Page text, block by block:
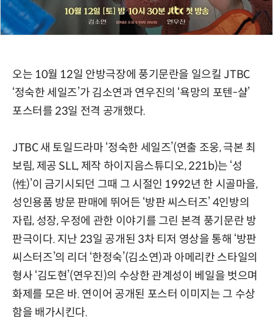
오는 10월 12일 안방극장에 풍기문란을 일으킬 JTBC
‘정숙한 세일즈’가 김소연과 연우진의 ‘욕망의 포텐-샬’
포스터를 23일 전격 공개했다.
JTBC 새 토일드라마 ‘정숙한 세일즈’(연출 조웅, 극본 최
보림, 제공 SLL, 제작 하이지음스튜디오, 221b)는 ‘성
(性)’이 금기시되던 그때 그 시절인 1992년 한 시골마을,
성인용품 방문 판매에 뛰어든 ‘방판 씨스터즈’ 4인방의
자립, 성장, 우정에 관한 이야기를 그린 본격 풍기문란 방
판극이다. 지난 23일 공개된 3차 티저 영상을 통해 ‘방판
씨스터즈’의 리더 ‘한정숙’(김소연)과 아메리칸 스타일의
형사 ‘김도현’(연우진)의 수상한 관계성이 베일을 벗으며
화제를 모은 바. 연이어 공개된 포스터 이미지는 그 수상
함을 배가시킨다.